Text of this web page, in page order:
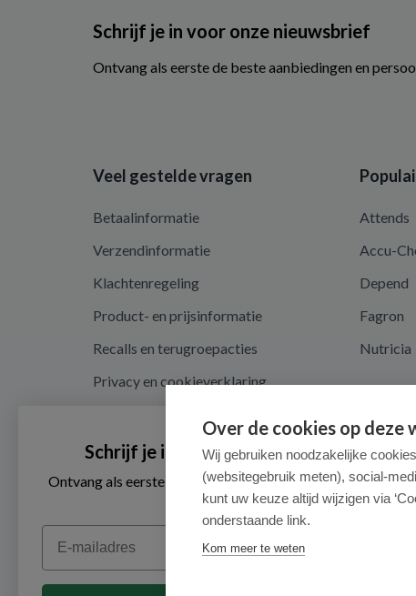
Schrijf je in voor onze nieuwsbrief
Ontvang als eerste de beste aanbiedingen en
Veel gestelde vragen
Betaalinformatie
Verzendinformatie
Klachtenregeling
Product- en prijsinformatie
Recalls en terugroepacties
Privacy en cookieverklaring
Algemene voorwaarden
Herroepingsrecht en retouren
Attends
Accu-
Depend
Fagron
Nutricia
Over de cookies op deze
Wij gebruiken noodzakelijke
(websitegebruik meten), social-
kunt uw keuze altijd wijzigen via
onderstaande link.
Kom meer te weten
Schrijf je in voor onze nieuwsbrief
Ontvang als eerste de beste aanbiedingen en persoonlijk
advies
Email